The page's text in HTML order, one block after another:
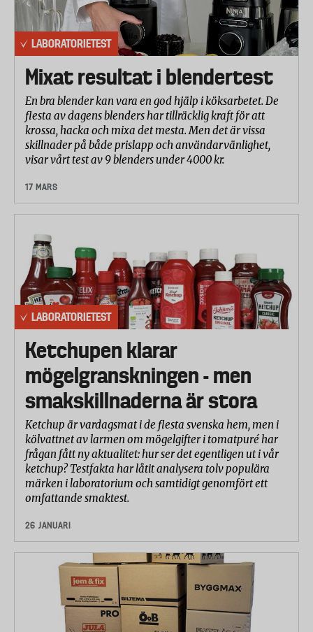
LABORATORIETEST
Mixat resultat i blendertest
En bra blender kan vara en god hjälp i köksarbetet. De
flesta av dagens blenders har tillräcklig kraft för att
krossa, hacka och mixa det mesta. Men det är vissa
skillnader på både prislapp och användarvänlighet,
visar vårt test av 9 blenders under 4000 kr.
17 MARS
LABORATORIETEST
Ketchupen klarar
mögelgranskningen - men
smakskillnaderna är stora
Ketchup är vardagsmat i de flesta svenska hem, men i
kölvattnet av larmen om mögelgifter i tomatpuré har
frågan fått ny aktualitet: hur ser det egentligen ut i vår
ketchup? Testfakta har låtit analysera tolv populära
märken i laboratorium och samtidigt genomfört ett
omfattande smaktest.
26 JANUARI